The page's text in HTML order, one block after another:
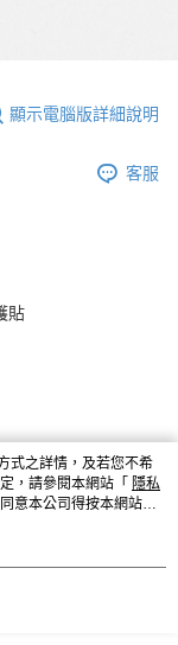
顯示電腦版詳細說明
客服
貼
式之詳情，及若您不希
，請參閱本網站「 隱私
意本公司得按本網站使